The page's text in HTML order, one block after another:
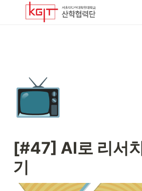
📺
[#47] AI로 리서
기